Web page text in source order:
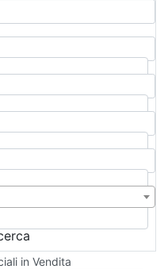
in Vendita